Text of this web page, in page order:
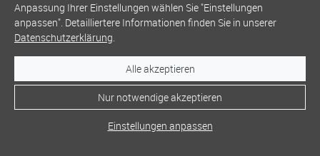
Anpassung Ihrer Einstellungen wählen Sie "Einstellungen
anpassen". Detailliertere Informationen finden Sie in unserer
Datenschutzerklärung.
Alle akzeptieren
Nur notwendige akzeptieren
Einstellungen anpassen